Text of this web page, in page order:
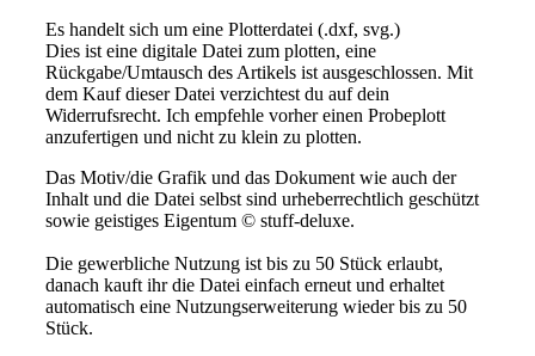
Es handelt sich um eine Plotterdatei (.dxf, svg.)
Dies ist eine digitale Datei zum plotten, eine
Rückgabe/Umtausch des Artikels ist ausgeschlossen. Mit
dem Kauf dieser Datei verzichtest du auf dein
Widerrufsrecht. Ich empfehle vorher einen Probeplott
anzufertigen und nicht zu klein zu plotten.
Das Motiv/die Grafik und das Dokument wie auch der
Inhalt und die Datei selbst sind urheberrechtlich geschützt
sowie geistiges Eigentum © stuff-deluxe.
Die gewerbliche Nutzung ist bis zu 50 Stück erlaubt,
danach kauft ihr die Datei einfach erneut und erhaltet
automatisch eine Nutzungserweiterung wieder bis zu 50
Stück.